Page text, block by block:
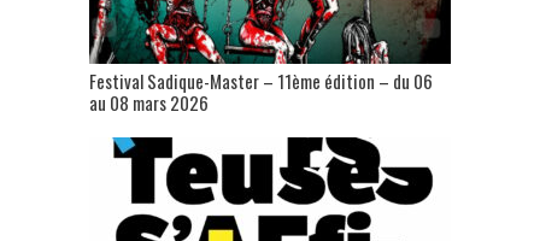
Festival Sadique-Master – 11ème édition – du 06
au 08 mars 2026